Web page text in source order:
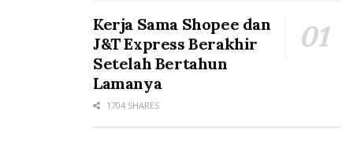
Kerja Sama Shopee dan
J&T Express Berakhir
Setelah Bertahun
Lamanya
1704 SHARES